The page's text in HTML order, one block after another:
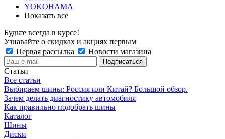
YOKOHAMA
Показать все
Будьте всегда в курсе!
Узнавайте о скидках и акциях первым
Первая рассылка
Новости магазина
Статьи
Все статьи
Выбираем шины: Россия или Китай? Большой обзор.
Зачем делать диагностику автомобиля
Как правильно подобрать шины
Каталог
Шины
Диски